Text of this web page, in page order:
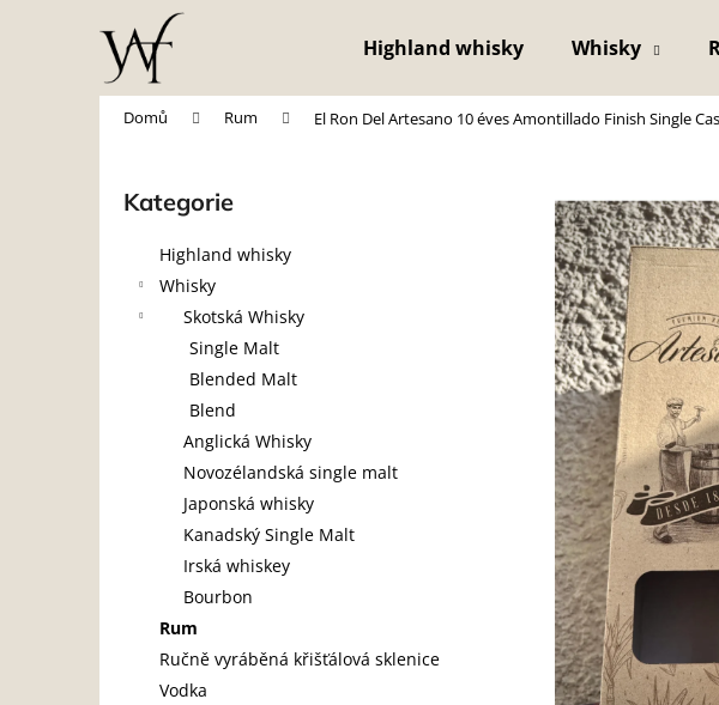
Highland whisky Whisky
Domů Rum El Ron Del Artesano 10 éves Amontillado Finish Single
Přeskočit
kategorie
Kategorie
Highland whisky
Whisky
Skotská Whisky
Single Malt
Blended Malt
Blend
Anglická Whisky
Novozélandská single malt
Japonská whisky
Kanadský Single Malt
Irská whiskey
Bourbon
Rum
Ručně vyráběná křišťálová sklenice
Vodka
Zpět
Zpět
Co